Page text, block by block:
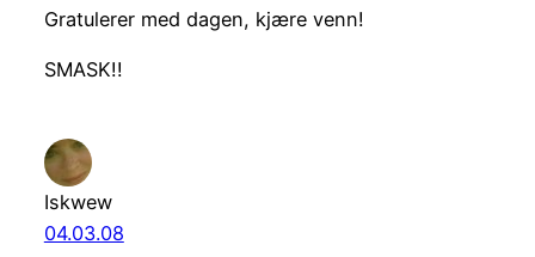
Gratulerer med dagen, kjære venn!
SMASK!!
Iskwew
04.03.08